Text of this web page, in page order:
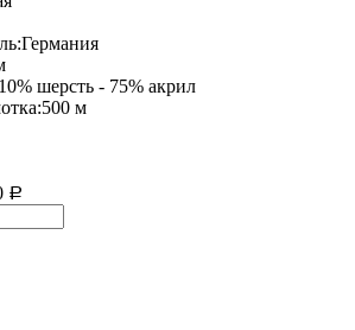
Германия
шерсть - 75% акрил
500 м
Р